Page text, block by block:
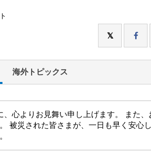
海外トピックス
心よりお見舞い申し上げます。 また
被災された皆さまが、一日も早く安